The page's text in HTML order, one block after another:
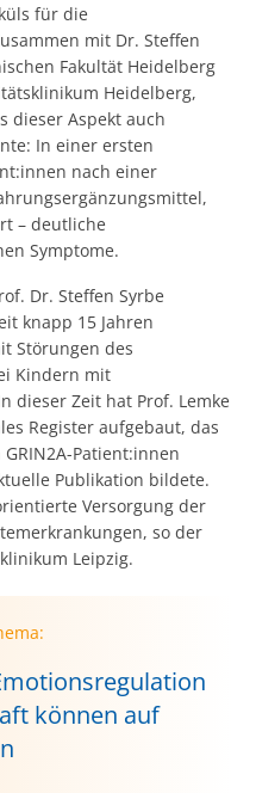
für die
mit Dr. Steffen
Fakultät Heidelberg
Heidelberg,
dieser Aspekt auch
In einer ersten
nach einer
– deutliche
Symptome.
Dr. Steffen Syrbe
knapp 15 Jahren
Störungen des
Kindern mit
dieser Zeit hat Prof. Lemke
Register aufgebaut, das
Patient:innen
Publikation bildete.
Versorgung der
so der
Leipzig.
können auf